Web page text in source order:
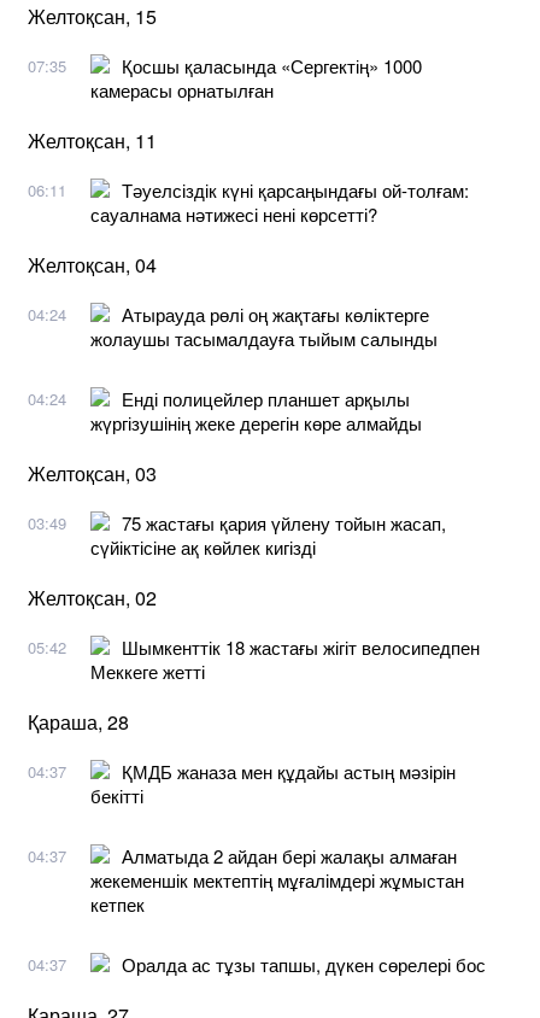
Желтоқсан, 15
07:35
Қосшы қаласында «Сергектің» 1000
камерасы орнатылған
Желтоқсан, 11
06:11
Тәуелсіздік күні қарсаңындағы ой-толғам:
сауалнама нәтижесі нені көрсетті?
Желтоқсан, 04
04:24
Атырауда рөлі оң жақтағы көліктерге
жолаушы тасымалдауға тыйым салынды
04:24
Енді полицейлер планшет арқылы
жүргізушінің жеке дерегін көре алмайды
Желтоқсан, 03
03:49
75 жастағы қария үйлену тойын жасап,
сүйіктісіне ақ көйлек кигізді
Желтоқсан, 02
05:42
Шымкенттік 18 жастағы жігіт велосипедпен
Меккеге жетті
Қараша, 28
04:37
ҚМДБ жаназа мен құдайы астың мәзірін
бекітті
04:37
Алматыда 2 айдан бері жалақы алмаған
жекеменшік мектептің мұғалімдері жұмыстан
кетпек
04:37 Оралда ас тұзы тапшы, дүкен сөрелері бос